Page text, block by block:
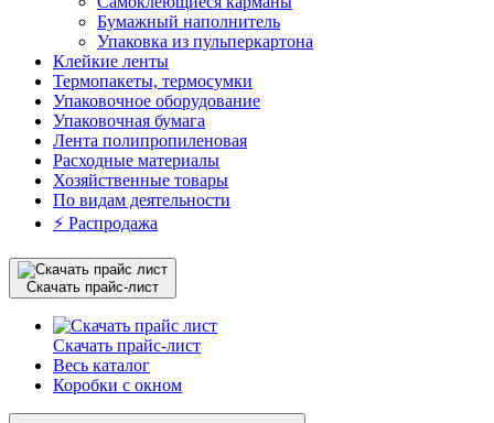
Бумажный наполнитель
Упаковка из пульперкартона
Клейкие ленты
Термопакеты, термосумки
Упаковочное оборудование
Упаковочная бумага
Лента полипропиленовая
Расходные материалы
Хозяйственные товары
По видам деятельности
⚡️ Распродажа
Скачать прайс-лист
Скачать прайс-лист
Весь каталог
Коробки с окном